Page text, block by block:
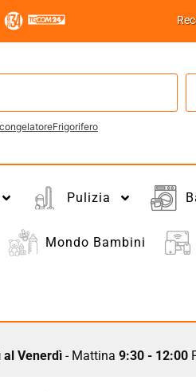
congelatoreFrigorifero
Pulizia
Mondo Bambini
al Venerdì- Mattina 9:30 - 12:00